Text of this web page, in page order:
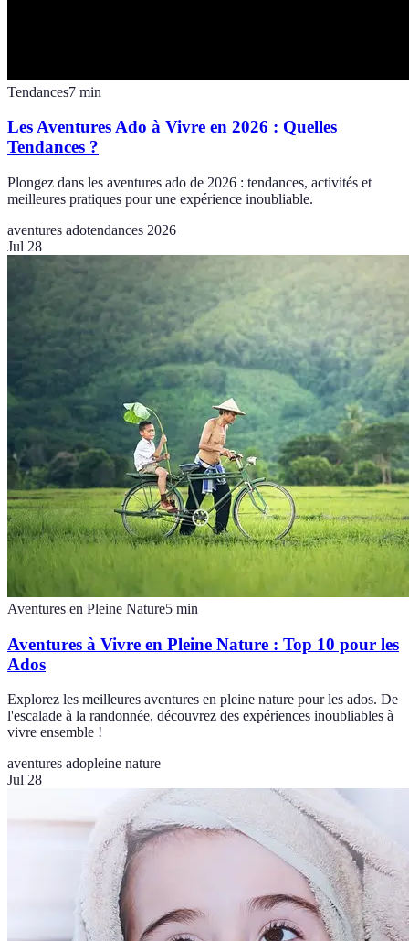
Tendances7 min
Les Aventures Ado à Vivre en 2026 : Quelles
Tendances ?
Plongez dans les aventures ado de 2026 : tendances, activités et
meilleures pratiques pour une expérience inoubliable.
aventures adotendances 2026
Jul 28
Aventures en Pleine Nature5 min
Aventures à Vivre en Pleine Nature : Top 10 pour les
Ados
Explorez les meilleures aventures en pleine nature pour les ados. De
l'escalade à la randonnée, découvrez des expériences inoubliables à
vivre ensemble !
aventures adopleine nature
Jul 28